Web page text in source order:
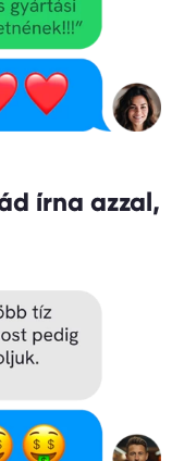
írna azzal,